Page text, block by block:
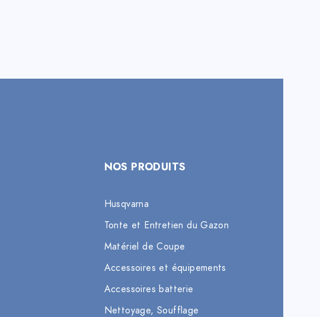
NOS PRODUITS
Husqvarna
Tonte et Entretien du Gazon
Matériel de Coupe
Accessoires et équipements
Accessoires batterie
Nettoyage, Soufflage